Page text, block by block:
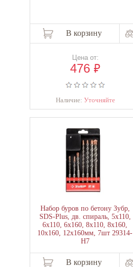
В корзину
Цена от:
476₽
Наличие: Уточняйте
Набор буров по бетону Зубр,
SDS-Plus, дв. спираль, 5х110,
6х110, 6х160, 8х110, 8х160,
10х160, 12х160мм, 7шт 29314-
H7
В корзину